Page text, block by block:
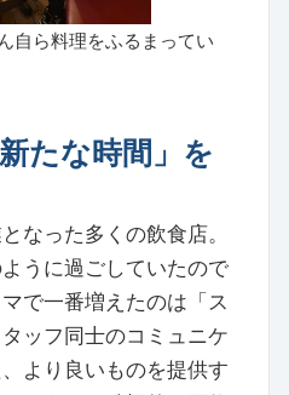
自ら料理をふるまってい
たな時間」を
なった多くの飲食店。
うに過ごしていたので
で一番増えたのは「ス
ッフ同士のコミュニケ
より良いものを提供す